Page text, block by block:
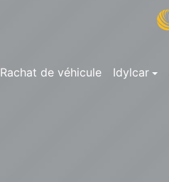
Rachat de véhicule Idylcar